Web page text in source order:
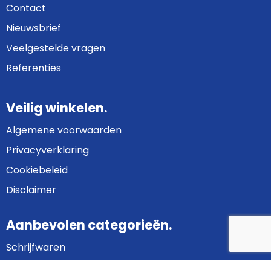
Contact
Nieuwsbrief
Veelgestelde vragen
Referenties
Veilig winkelen.
Algemene voorwaarden
Privacyverklaring
Cookiebeleid
Disclaimer
Aanbevolen categorieën.
Schrijfwaren